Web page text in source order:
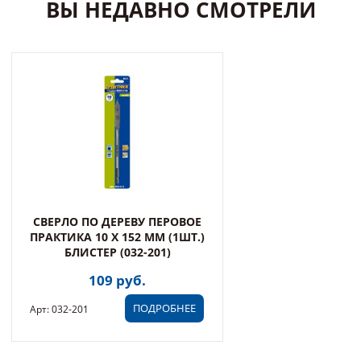
ВЫ НЕДАВНО СМОТРЕЛИ
СВЕРЛО ПО ДЕРЕВУ ПЕРОВОЕ
ПРАКТИКА 10 Х 152 ММ (1ШТ.)
БЛИСТЕР (032-201)
109 руб.
ПОДРОБНЕЕ
Арт: 032-201